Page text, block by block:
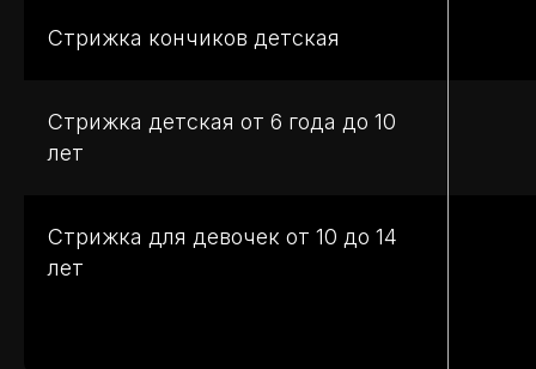
Стрижка кончиков детская
Стрижка детская от 6 года до 10
лет
Стрижка для девочек от 10 до 14
лет